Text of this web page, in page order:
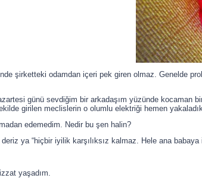
şirketteki odamdan içeri pek giren olmaz. Genelde
günü sevdiğim bir arkadaşım yüzünde kocaman
girilen meclislerin o olumlu elektriği hemen
edemedim. Nedir bu şen halin?
ya “hiçbir iyilik karşılıksız kalmaz. Hele ana babaya
yaşadım.